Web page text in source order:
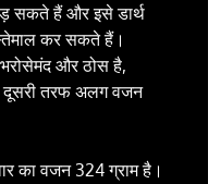
सकते हैं और इसे डार्थ
कर सकते हैं।
और ठोस है,
तरफ अलग वजन
का वजन 324 ग्राम है।